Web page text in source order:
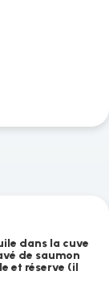
dans la cuve
de saumon
et réserve (il